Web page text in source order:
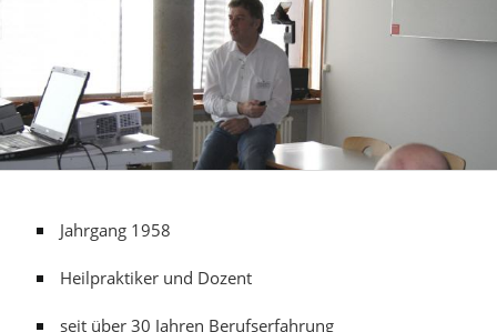
Jahrgang 1958
Heilpraktiker und Dozent
seit über 30 Jahren Berufserfahrung